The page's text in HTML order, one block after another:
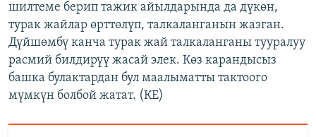
шилтеме берип тажик айылдарында да дүкөн,
турак жайлар өрттөлүп, талкаланганын жазган.
Дүйшөмбү канча турак жай талкаланганы тууралуу
расмий билдирүү жасай элек. Көз карандысыз
башка булактардан бул маалыматты тактоого
мүмкүн болбой жатат. (КЕ)